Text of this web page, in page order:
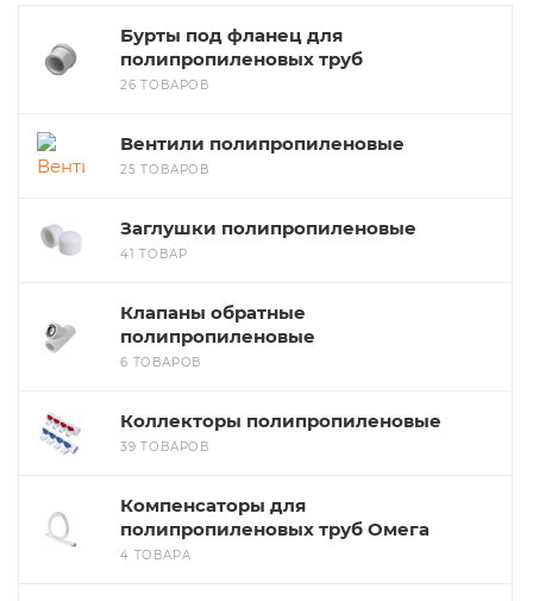
Бурты под фланец для
полипропиленовых труб
26 ТОВАРОВ
Вентили полипропиленовые
25 ТОВАРОВ
Заглушки полипропиленовые
41 ТОВАР
Клапаны обратные
полипропиленовые
6 ТОВАРОВ
Коллекторы полипропиленовые
39 ТОВАРОВ
Компенсаторы для
полипропиленовых труб Омега
4 ТОВАРА